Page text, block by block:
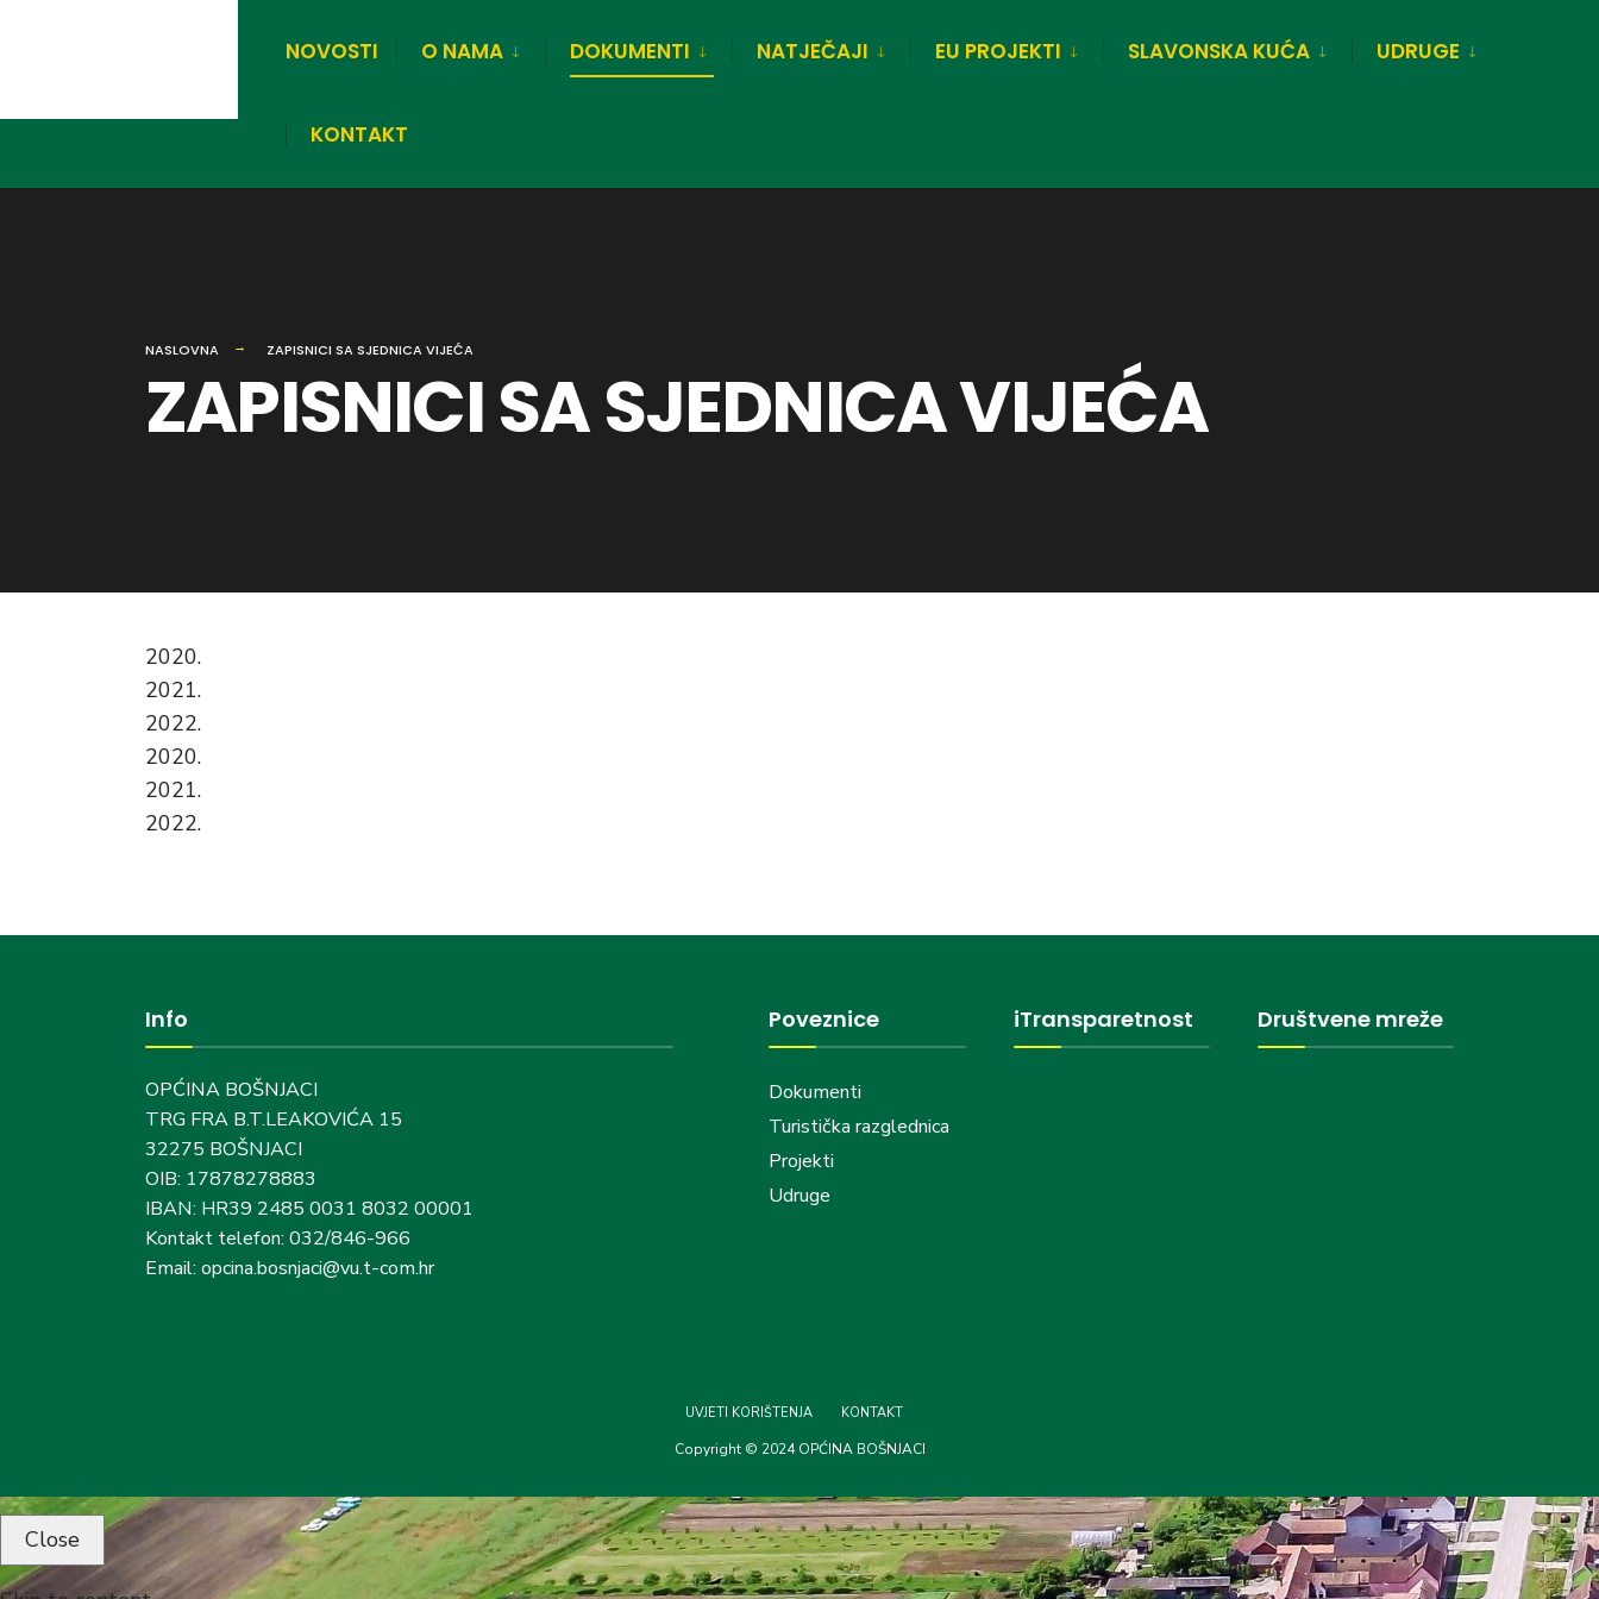
NOVOSTI O NAMA DOKUMENTI NATJEČAJI EU PROJEKTI SLAVONSKA KUĆA UDRUGE
KONTAKT
NASLOVNA ZAPISNICI SA SJEDNICA VIJEĆA
ZAPISNICI SA SJEDNICA VIJEĆA
2020.
2021.
2022.
2020.
2021.
2022.
Info
OPĆINA BOŠNJACI
TRG FRA B.T.LEAKOVIĆA 15
32275 BOŠNJACI
OIB: 17878278883
IBAN: HR39 2485 0031 8032 00001
Kontakt telefon: 032/846-966
Email: opcina.bosnjaci@vu.t-com.hr
Poveznice
Dokumenti
Turistička razglednica
Projekti
Udruge
iTransparetnost Društvene mreže
UVJETI KORIŠTENJA KONTAKT
Copyright © 2024 OPĆINA BOŠNJACI
Close